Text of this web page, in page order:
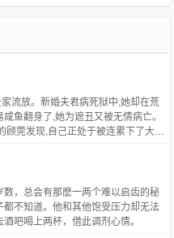
流放。新婚夫君病死狱中,她却在荒
鱼翻身了,她为遮丑又被无情病亡。
莞发现,自己正处于被连累下了大狱
,或许她可以从挽救一下那个据说五
始吧。……最后的最后,顾莞总结了一
断和这个外挂磨合的期间,不知不觉
不觉中,把原文女主可望而不可即、
数，总会有那麽一两个难以启齿的秘
不知道。他和其他饱受压力却无法
吧喝上两杯，借此调剂心情。